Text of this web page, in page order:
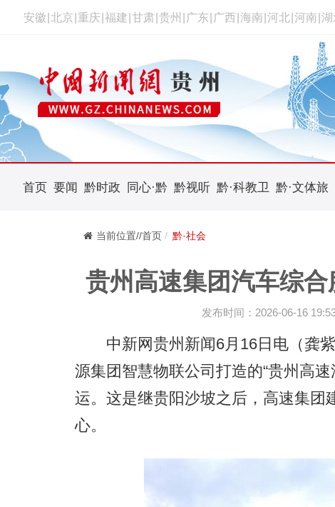
安徽 北京 重庆 福建 甘肃 贵州 广东 广西 海南 河北 河南 湖
首页 要闻 黔时政 同心·黔 黔视听 黔·科教卫 黔·文体旅
当前位置//首页 黔·社会
贵州高速集团汽车综
发布时间：2026-06-16
中新网贵州新闻6月16日电（龚
源集团智慧物联公司打造的“贵州高
运。这是继贵阳沙坡之后，高速集团
心。